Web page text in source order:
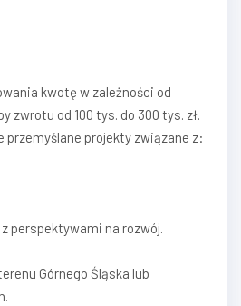
kwotę w zależności od
zwrotu od 100 tys. do 300 tys. zł.
przemyślane projekty związane z:
perspektywami na rozwój.
Górnego Śląska lub